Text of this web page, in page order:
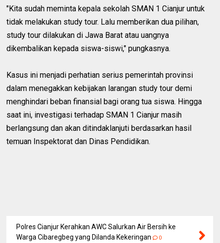
"Kita sudah meminta kepala sekolah SMAN 1 Cianjur untuk
tidak melakukan study tour. Lalu memberikan dua pilihan,
study tour dilakukan di Jawa Barat atau uangnya
dikembalikan kepada siswa-siswi," pungkasnya.
Kasus ini menjadi perhatian serius pemerintah provinsi
dalam menegakkan kebijakan larangan study tour demi
menghindari beban finansial bagi orang tua siswa. Hingga
saat ini, investigasi terhadap SMAN 1 Cianjur masih
berlangsung dan akan ditindaklanjuti berdasarkan hasil
temuan Inspektorat dan Dinas Pendidikan.
Polres Cianjur Kerahkan AWC Salurkan Air Bersih ke
Warga Cibaregbeg yang Dilanda Kekeringan
0